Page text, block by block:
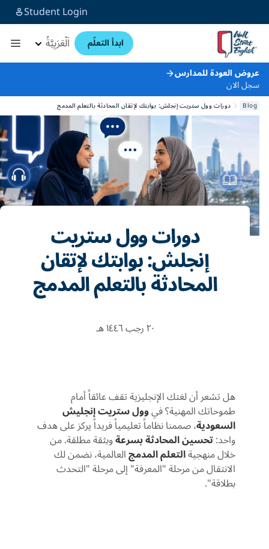
Student Login
ابدأ التعلّم اَلْعَرَبِيَّةُ
عروض العودة للمدارس
سجل الان
Blog دورات وول ستريت إنجلش: بوابتك لإتقان المحادثة بالتعلم المدمج
دورات وول ستريت
إنجلش: بوابتك لإتقان
المحادثة بالتعلم المدمج
هل تشعر أن لغتك الإنجليزية تقف عائقاً أمام
طموحاتك المهنية؟ فيوول ستريت إنجليش
السعودية، صممنا نظاماً تعليمياً فريداً يركز على هدف
واحد:تحسين المحادثة بسرعةوبثقة مطلقة. من
خلال منهجيةالتعلم المدمجالعالمية، نضمن لك
الانتقال من مرحلة "المعرفة" إلى مرحلة "التحدث
بطلاقة".